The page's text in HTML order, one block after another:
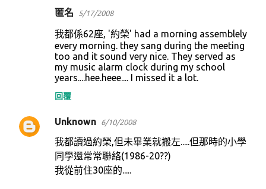
匿名 5/17/2008
我都係62座, '約榮' had a morning assemblely
every morning. they sang during the meeting
too and it sound very nice. They served as
my music alarm clock during my school
years....hee.heee.... I missed it a lot.
回覆
Unknown 6/10/2008
我都讀過約榮,但未畢業就搬左.....但那時的小學
同學還常常聯絡(1986-20??)
我從前住30座的.....